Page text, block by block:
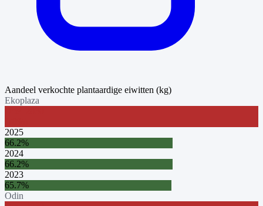
Aandeel verkochte plantaardige eiwitten (kg)
Ekoplaza
2025
66.2%
2024
66.2%
2023
65.7%
Odin